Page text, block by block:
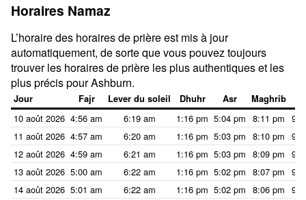
Horaires Namaz
L’horaire des horaires de prière est mis à jour
automatiquement, de sorte que vous pouvez toujours
trouver les horaires de prière les plus authentiques et les
plus précis pour Ashburn.
Jour Fajr Lever du soleil Dhuhr Asr Maghrib
10 août 2026 4:56 am 6:19 am 1:16 pm 5:04 pm 8:11 pm
11 août 2026 4:57 am 6:20 am 1:16 pm 5:03 pm 8:10 pm
12 août 2026 4:59 am 6:21 am 1:16 pm 5:03 pm 8:09 pm
13 août 2026 5:00 am 6:22 am 1:16 pm 5:02 pm 8:07 pm
14 août 2026 5:01 am 6:22 am 1:16 pm 5:02 pm 8:06 pm